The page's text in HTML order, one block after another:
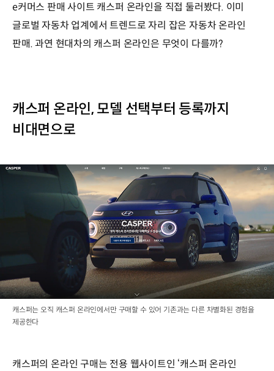
e커머스 판매 사이트 캐스퍼 온라인을 직접 둘러봤다. 이미
글로벌 자동차 업계에서 트렌드로 자리 잡은 자동차 온라인
판매. 과연 현대차의 캐스퍼 온라인은 무엇이 다를까?
캐스퍼 온라인, 모델 선택부터 등록까지
비대면으로
캐스퍼는 오직 캐스퍼 온라인에서만 구매할 수 있어 기존과는 다른 차별화된 경험을
제공한다
캐스퍼의 온라인 구매는 전용 웹사이트인 ‘캐스퍼 온라인